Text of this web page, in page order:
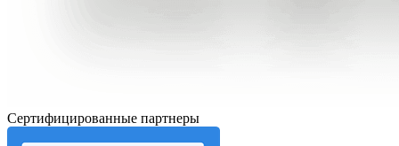
Сертифицированные партнеры